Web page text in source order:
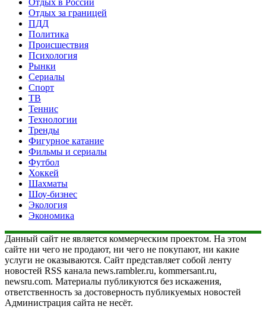
Отдых за границей
ПДД
Политика
Происшествия
Психология
Рынки
Сериалы
Спорт
ТВ
Теннис
Технологии
Тренды
Фигурное катание
Фильмы и сериалы
Футбол
Хоккей
Шахматы
Шоу-бизнес
Экология
Экономика
Данный сайт не является коммерческим проектом. На этом
сайте ни чего не продают, ни чего не покупают, ни какие
услуги не оказываются. Сайт представляет собой ленту
новостей RSS канала news.rambler.ru, kommersant.ru,
newsru.com. Материалы публикуются без искажения,
ответственность за достоверность публикуемых новостей
Администрация сайта не несёт.